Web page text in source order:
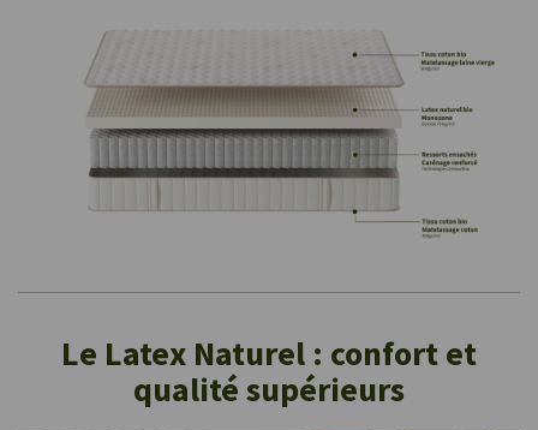
Le Latex Naturel : confort et
qualité supérieurs